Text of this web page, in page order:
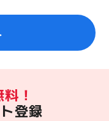
！
登録